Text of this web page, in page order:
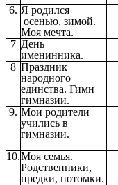
6. Я родился
осенью, зимой.
Моя мечта.
7 День
именинника.
8 Праздник
народного
единства. Гимн
гимназии.
9. Мои родители
учились в
гимназии.
10.Моя семья.
Родственники,
предки, потомки.